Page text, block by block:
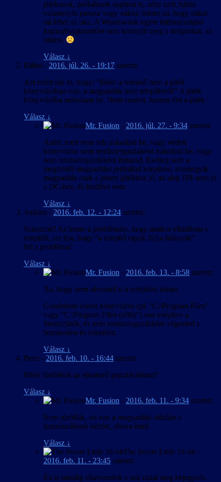
játékosok, próbáltunk segíteni is, nézz szét, hátha
valamelyik panasz vagy válasz ötletet ad, hogy nálad
mi lehet az oka. A Windowsok egyre kifinomultabb
jogosultságkezelése nem könnyíti meg a dolgunkat, az
biztos.
Válasz ↓
Bálint - 2016. júl. 26. - 19:17 szerint:
Azt miért írja ki, hogy: “Hiba: a telepítő nem a játék
könyvtárában van, a magyarítás nem telepíthető!” A játék
könyvtárába másoltam be. Nem eredeti, hanem tört a játék.
Válasz ↓
Mr. Fusion - 2016. júl. 27. - 9:34 szerint:
Azért, mert nem oda másoltad be, vagy védett
könyvtárba nem rendszergazdaként másoltad be, vagy
nem rendszergazdaként futtatod. Esetleg nem a
megfelelő magyarítást próbálod telepíteni, mindegyik
magyarítás csak a jelzett játékhoz jó, az alap HR nem jó
a DC-hez, és fordítva sem.
Válasz ↓
Jenkins - 2016. feb. 12. - 12:24 szerint:
Sziasztok! Az lenne a problémám, hogy amikor elindítom a
telepítőt, azt írja, hogy “a telepítő egyik fájlja hiányzik”
Mi a probléma?
Válasz ↓
Mr. Fusion - 2016. feb. 13. - 8:58 szerint:
Az, hogy nem olvastad el a telepítési leírást.
Gondolom védett könyvtárba (pl. “C:\Program Files”
vagy “C:\Program Files (x86)”) van telepítve a
Steam/játék, és nem rendszergazdaként végezted a
bemásolást és telepítést.
Válasz ↓
Peter - 2016. feb. 10. - 16:44 szerint:
Miért töröltétek az elismerő gratulációimat?
Válasz ↓
Mr. Fusion - 2016. feb. 11. - 9:34 szerint:
Nem töröltük, ott van a magyarítás oldalán a
hozzászólások között, ahova írtad.
Válasz ↓
The Sweet Little 16-bit -
2016. feb. 11. - 23:45 szerint:
Én is mindig elkeveredek a sok oldal meg bejegyzés